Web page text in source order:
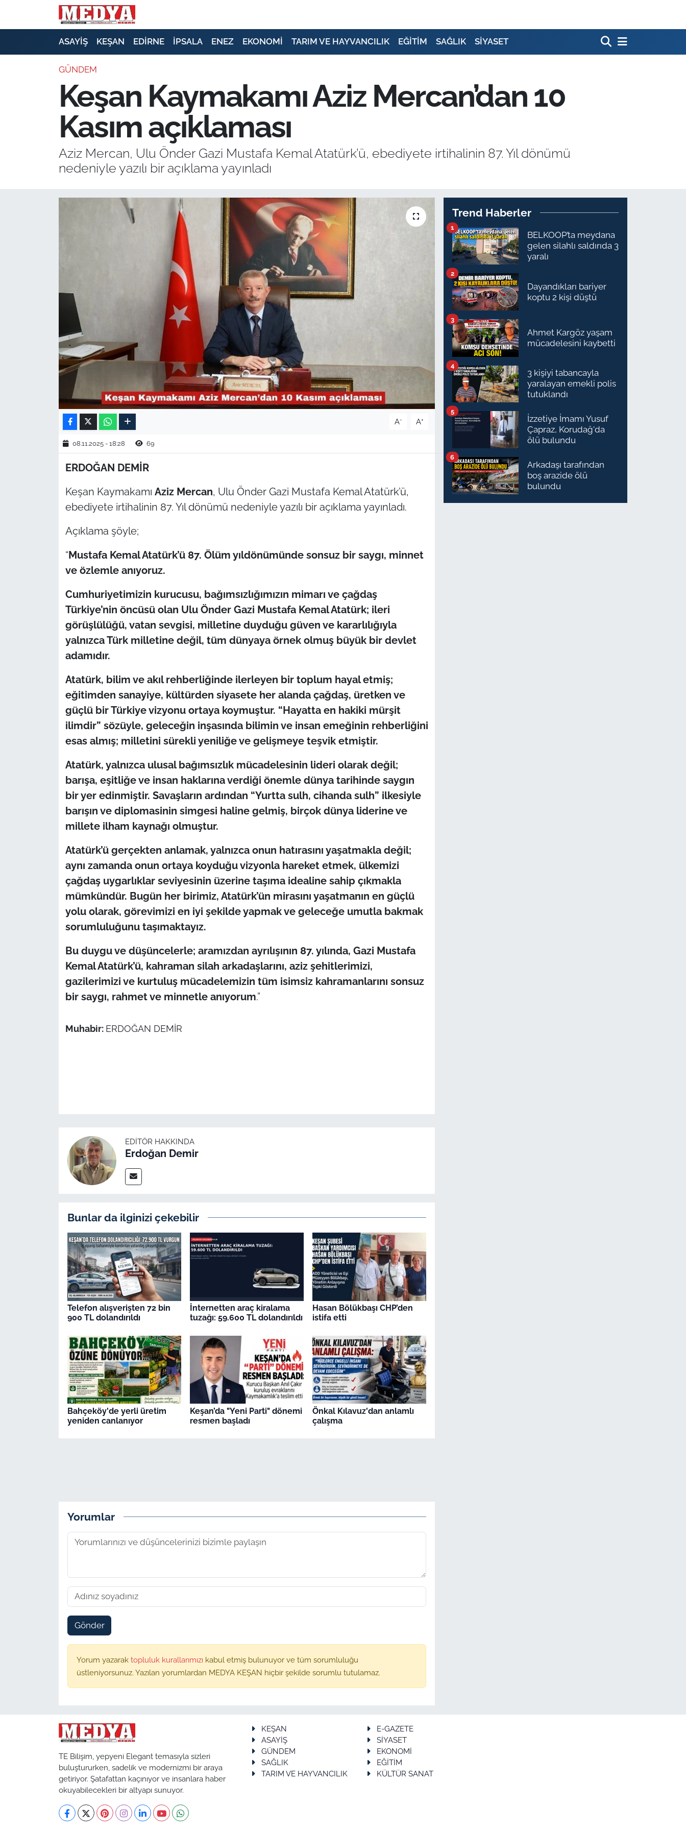
ASAYİŞ KEŞAN EDİRNE İPSALA ENEZ EKONOMİ TARIM VE HAYVANCILIK EĞİTİM SAĞLIK SİYASET
GÜNDEM
Keşan Kaymakamı Aziz Mercan’dan 10
Kasım açıklaması
Aziz Mercan, Ulu Önder Gazi Mustafa Kemal Atatürk’ü, ebediyete irtihalinin 87. Yıl dönümü
nedeniyle yazılı bir açıklama yayınladı
A- A+
08.11.2025 - 18:28 69
ERDOĞAN DEMİR
Keşan Kaymakamı Aziz Mercan, Ulu Önder Gazi Mustafa Kemal Atatürk’ü,
ebediyete irtihalinin 87. Yıl dönümü nedeniyle yazılı bir açıklama yayınladı.
Açıklama şöyle;
“Mustafa Kemal Atatürk’ü 87. Ölüm yıldönümünde sonsuz bir saygı, minnet
ve özlemle anıyoruz.
Cumhuriyetimizin kurucusu, bağımsızlığımızın mimarı ve çağdaş
Türkiye’nin öncüsü olan Ulu Önder Gazi Mustafa Kemal Atatürk; ileri
görüşlülüğü, vatan sevgisi, milletine duyduğu güven ve kararlılığıyla
yalnızca Türk milletine değil, tüm dünyaya örnek olmuş büyük bir devlet
adamıdır.
Atatürk, bilim ve akıl rehberliğinde ilerleyen bir toplum hayal etmiş;
eğitimden sanayiye, kültürden siyasete her alanda çağdaş, üretken ve
güçlü bir Türkiye vizyonu ortaya koymuştur. “Hayatta en hakiki mürşit
ilimdir” sözüyle, geleceğin inşasında bilimin ve insan emeğinin rehberliğini
esas almış; milletini sürekli yeniliğe ve gelişmeye teşvik etmiştir.
Atatürk, yalnızca ulusal bağımsızlık mücadelesinin lideri olarak değil;
barışa, eşitliğe ve insan haklarına verdiği önemle dünya tarihinde saygın
bir yer edinmiştir. Savaşların ardından “Yurtta sulh, cihanda sulh” ilkesiyle
barışın ve diplomasinin simgesi haline gelmiş, birçok dünya liderine ve
millete ilham kaynağı olmuştur.
Atatürk’ü gerçekten anlamak, yalnızca onun hatırasını yaşatmakla değil;
aynı zamanda onun ortaya koyduğu vizyonla hareket etmek, ülkemizi
çağdaş uygarlıklar seviyesinin üzerine taşıma idealine sahip çıkmakla
mümkündür. Bugün her birimiz, Atatürk’ün mirasını yaşatmanın en güçlü
yolu olarak, görevimizi en iyi şekilde yapmak ve geleceğe umutla bakmak
sorumluluğunu taşımaktayız.
Bu duygu ve düşüncelerle; aramızdan ayrılışının 87. yılında, Gazi Mustafa
Kemal Atatürk’ü, kahraman silah arkadaşlarını, aziz şehitlerimizi,
gazilerimizi ve kurtuluş mücadelemizin tüm isimsiz kahramanlarını sonsuz
bir saygı, rahmet ve minnetle anıyorum.”
Muhabir: ERDOĞAN DEMİR
EDITÖR HAKKINDA
Erdoğan Demir
Bunlar da ilginizi çekebilir
Telefon alışverişten 72 bin
900 TL dolandırıldı
İnternetten araç kiralama
tuzağı: 59.600 TL dolandırıldı
Hasan Bölükbaşı CHP’den
istifa etti
Bahçeköy'de yerli üretim
yeniden canlanıyor
Keşan’da "Yeni Parti" dönemi
resmen başladı
Önkal Kılavuz'dan anlamlı
çalışma
Yorumlar
Gönder
Yorum yazarak topluluk kurallarımızı kabul etmiş bulunuyor ve tüm sorumluluğu
üstleniyorsunuz. Yazılan yorumlardan MEDYA KEŞAN hiçbir şekilde sorumlu tutulamaz.
Trend Haberler
BELKOOP’ta meydana
gelen silahlı saldırıda 3
yaralı
1
Dayandıkları bariyer
koptu 2 kişi düştü
2
Ahmet Kargöz yaşam
mücadelesini kaybetti
3
3 kişiyi tabancayla
yaralayan emekli polis
tutuklandı
4
İzzetiye İmamı Yusuf
Çapraz, Korudağ'da
ölü bulundu
5
Arkadaşı tarafından
boş arazide ölü
bulundu
6
TE Bilişim, yepyeni Elegant temasıyla sizleri
buluştururken, sadelik ve modernizmi bir araya
getiriyor. Şatafattan kaçınıyor ve insanlara haber
okuyabilecekleri bir altyapı sunuyor.
KEŞAN
E-GAZETE
ASAYİŞ
SİYASET
GÜNDEM
EKONOMİ
SAĞLIK
EĞİTİM
TARIM VE HAYVANCILIK
KÜLTÜR SANAT
E-GAZETE
SİYASET
EKONOMİ
SAĞLIK
RESMİ İLAN
EDİRNE
TEKİRDAĞ
KIRKLARELİ
ÇANAKKALE
Flaş Haber
Dış Haberler
Bilim Teknoloji
English News
Canlı Maç
Gündem-Eğitim